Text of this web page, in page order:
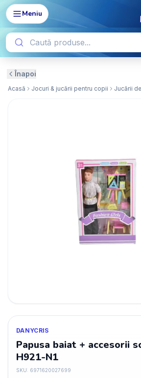
Meniu
Înapoi
Acasă Jocuri & jucării pentru copii Jucării
DANYCRIS
Papusa baiat + accesorii
H921-N1
SKU: 6971620027699